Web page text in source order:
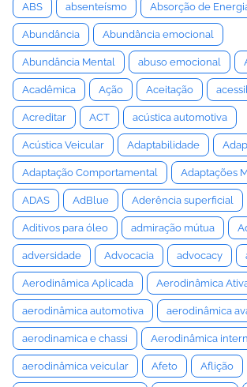
ABS absenteísmo Absorção de
Abundância Abundância emocional
Abundância Mental abuso emocional
Acadêmica Ação Aceitação
Acreditar ACT acústica automotiva
Acústica Veicular Adaptabilidade
Adaptação Comportamental Adaptações
ADAS AdBlue Aderência superficial
Aditivos para óleo admiração mútua
adversidade Advocacia advocacy
Aerodinâmica Aplicada Aerodinâmica
aerodinâmica automotiva aerodinâmica
aerodinamica e chassi Aerodinâmica
aerodinâmica veicular Afeto Aflição